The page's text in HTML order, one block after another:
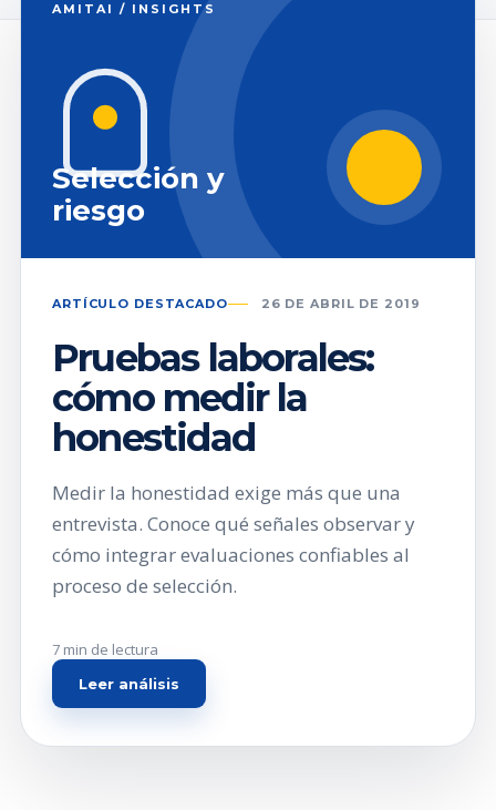
AMITAI / INSIGHTS
Selección y
riesgo
ARTÍCULO DESTACADO 26 DE ABRIL DE 2019
Pruebas laborales:
cómo medir la
honestidad
Medir la honestidad exige más que una
entrevista. Conoce qué señales observar y
cómo integrar evaluaciones confiables al
proceso de selección.
7 min de lectura
Leer análisis